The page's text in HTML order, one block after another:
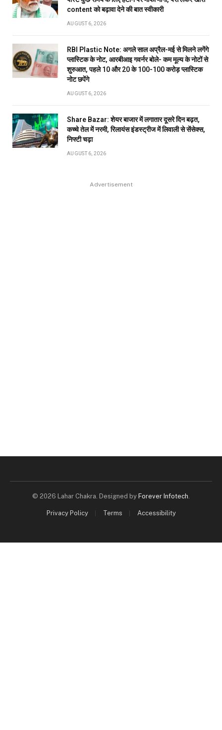
content को बढ़ावा देने की बात स्वीकारी
AUGUST 6, 2026
RBI Plastic Note: अगले साल अप्रैल-मई से मिलने लगेंगे
प्लास्टिक के नोट, आरबीआइ गवर्नर बोले- कम मूल्य के नोटों से
शुरुआत, पहले 10 और 20 के 100-100 करोड़ प्लास्टिक
नोट छपेंगे
AUGUST 6, 2026
Share Bazar: शेयर बाजार में लगातार दूसरे दिन बढ़त,
कच्चे तेल में नरमी, रिलायंस इंडस्ट्रीज में लिवाली से सेंसेक्स,
निफ्टी चढ़ा
AUGUST 6, 2026
Advertisement
© 2026 Lahar Chakra. Designed by Forever Infotech.
Privacy Policy Terms Accessibility